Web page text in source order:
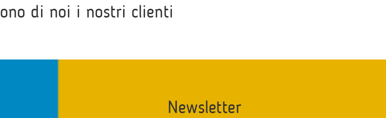
di noi i nostri clienti
Newsletter